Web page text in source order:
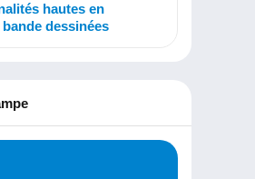
hautes en
dessinées